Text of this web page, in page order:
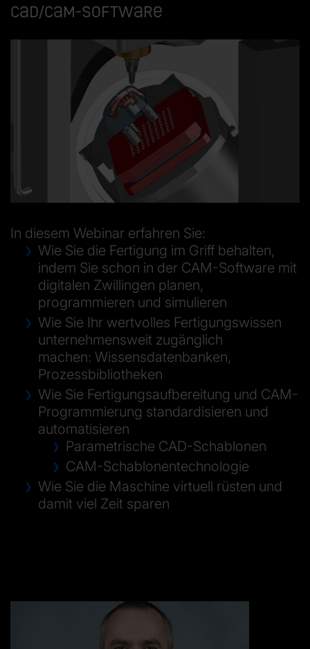
CAD/CAM-Software
In diesem Webinar erfahren Sie:
Wie Sie die Fertigung im Griff behalten,
indem Sie schon in der CAM-Software mit
digitalen Zwillingen planen,
programmieren und simulieren
Wie Sie Ihr wertvolles Fertigungswissen
unternehmensweit zugänglich
machen: Wissensdatenbanken,
Prozessbibliotheken
Wie Sie Fertigungsaufbereitung und CAM-
Programmierung standardisieren und
automatisieren
Parametrische CAD-Schablonen
CAM-Schablonentechnologie
Wie Sie die Maschine virtuell rüsten und
damit viel Zeit sparen